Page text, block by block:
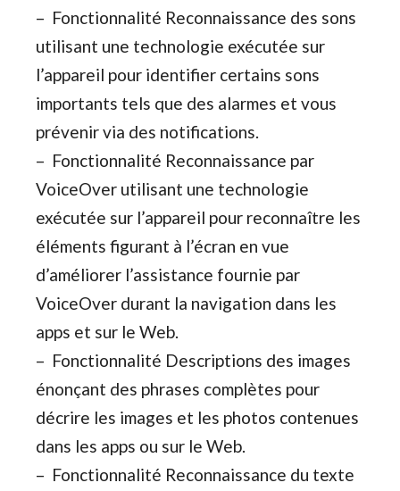
– Fonctionnalité Reconnaissance des sons
utilisant une technologie exécutée sur
l’appareil pour identifier certains sons
importants tels que des alarmes et vous
prévenir via des notifications.
– Fonctionnalité Reconnaissance par
VoiceOver utilisant une technologie
exécutée sur l’appareil pour reconnaître les
éléments figurant à l’écran en vue
d’améliorer l’assistance fournie par
VoiceOver durant la navigation dans les
apps et sur le Web.
– Fonctionnalité Descriptions des images
énonçant des phrases complètes pour
décrire les images et les photos contenues
dans les apps ou sur le Web.
– Fonctionnalité Reconnaissance du texte